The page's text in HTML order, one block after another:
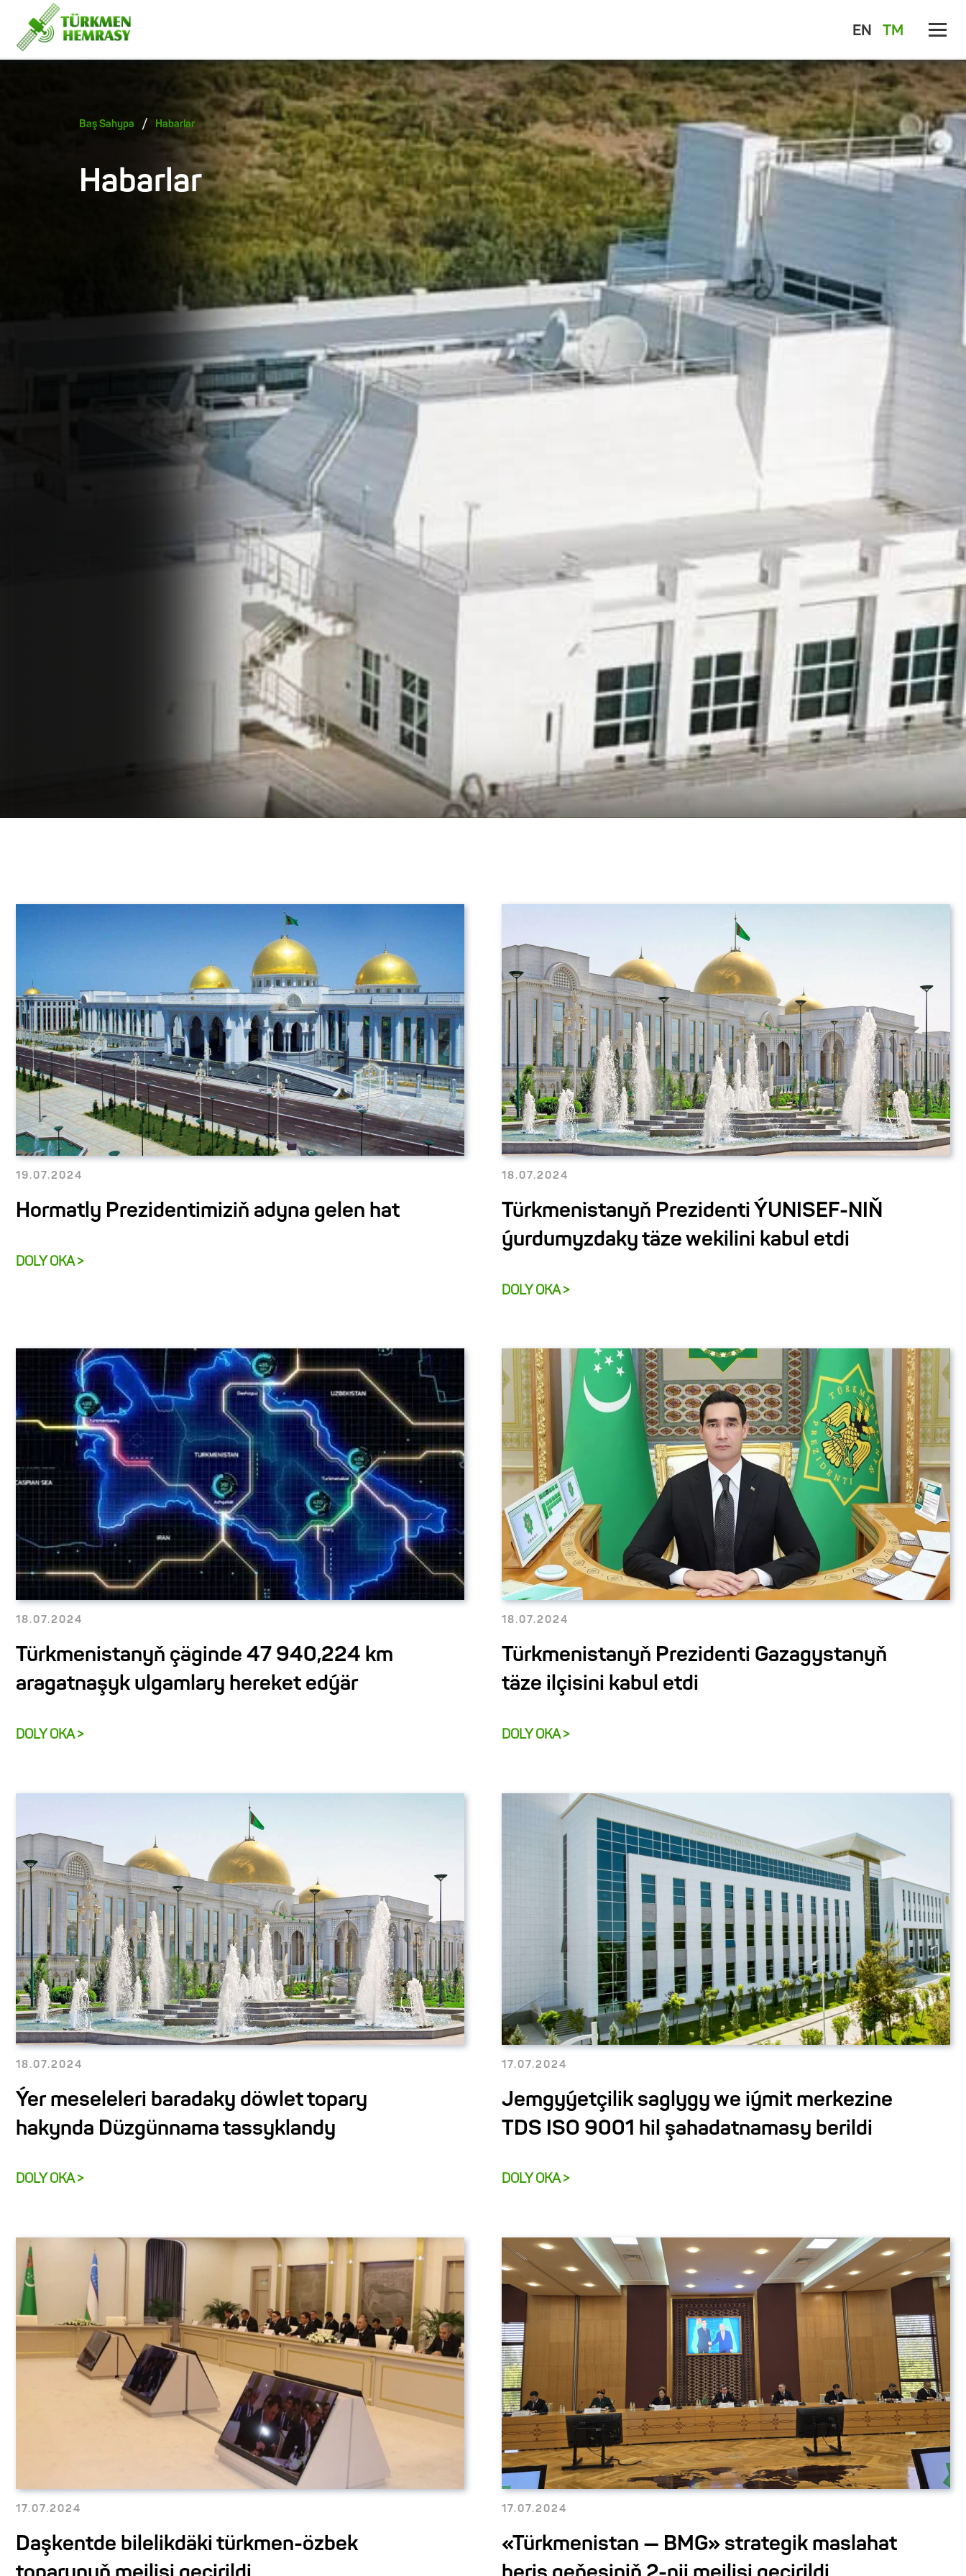
EN TM
Baş Sahypa / Habarlar
Habarlar
19.07.2024
Hormatly Prezidentimiziň adyna gelen hat
DOLY OKA >
18.07.2024
Türkmenistanyň Prezidenti ÝUNISEF-NIŇ
ýurdumyzdaky täze wekilini kabul etdi
DOLY OKA >
18.07.2024
Türkmenistanyň çäginde 47 940,224 km
aragatnaşyk ulgamlary hereket edýär
DOLY OKA >
18.07.2024
Türkmenistanyň Prezidenti Gazagystanyň
täze ilçisini kabul etdi
DOLY OKA >
18.07.2024
Ýer meseleleri baradaky döwlet topary
hakynda Düzgünnama tassyklandy
DOLY OKA >
17.07.2024
Jemgyýetçilik saglygy we iýmit merkezine
TDS ISO 9001 hil şahadatnamasy berildi
DOLY OKA >
17.07.2024
Daşkentde bilelikdäki türkmen-özbek
17.07.2024
«Türkmenistan — BMG» strategik maslahat